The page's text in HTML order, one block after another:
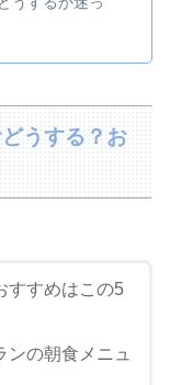
うする？お
すすめはこの5
ンの朝食メニュ